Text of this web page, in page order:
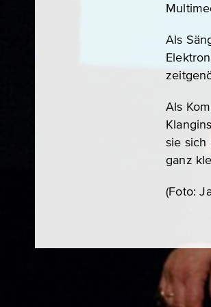
Als
Als
sie sich
ganz
(Foto: